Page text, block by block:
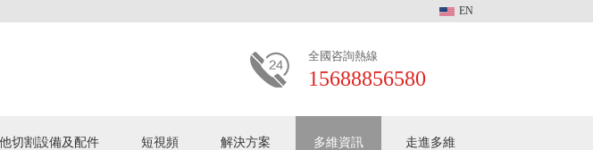
EN
全國咨詢熱線
15688856580
切割設備及配件 短視頻 解決方案 多維資訊
多維動態 走進多維